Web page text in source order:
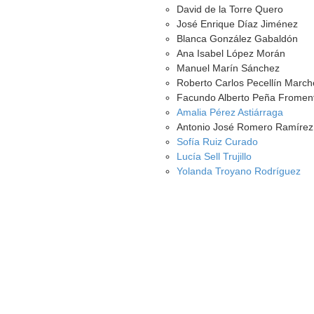
David de la Torre Quero
José Enrique Díaz Jiménez
Blanca González Gabaldón
Ana Isabel López Morán
Manuel Marín Sánchez
Roberto Carlos Pecellín
Facundo Alberto Peña
Amalia Pérez Astiárraga
Antonio José Romero Ramírez
Sofía Ruiz Curado
Lucía Sell Trujillo
Yolanda Troyano Rodríguez